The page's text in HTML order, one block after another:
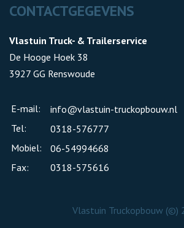
CONTACTGEGEVENS
Vlastuin Truck- & Trailerservice
De Hooge Hoek 38
3927 GG Renswoude
E-mail:
info@vlastuin-truckopbouw.nl
Tel:
0318-576777
Mobiel:
06-54994668
Fax:
0318-575616
Vlastuin Truckopbouw (©)